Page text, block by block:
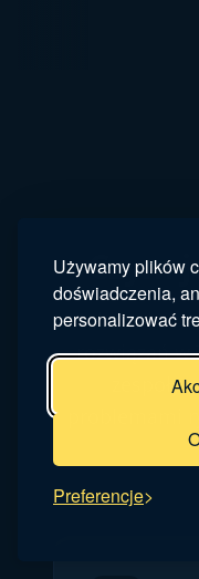
Używamy plików
doświadczenia,
personalizować
Preferencje
Czym
MobiScale to
rozwiązań w